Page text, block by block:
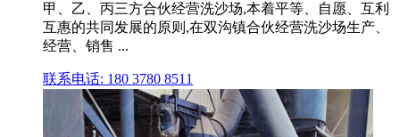
甲、乙、丙三方合伙经营洗沙场,本着平等、自愿、互利
互惠的共同发展的原则,在双沟镇合伙经营洗沙场生产、
经营、销售 ...
联系电话: 180 3780 8511